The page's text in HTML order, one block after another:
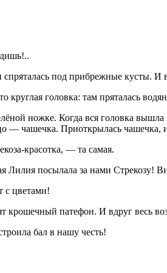
под прибрежные кусты. И
круглая головка: там пряталась
ножке. Когда вся головка
— чашечка. Приоткрылась чашечка,
красотка, — та самая.
посылала за нами Стрекозу!
с цветами!
крошечный патефон. И вдруг весь
бал в нашу честь!